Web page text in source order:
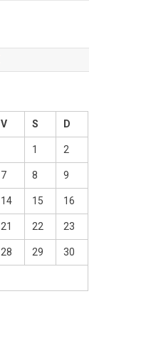
V S D
1 2
7 8 9
14 15 16
21 22 23
28 29 30